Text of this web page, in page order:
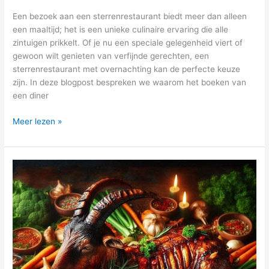
Een bezoek aan een sterrenrestaurant biedt meer dan alleen
een maaltijd; het is een unieke culinaire ervaring die alle
zintuigen prikkelt. Of je nu een speciale gelegenheid viert of
gewoon wilt genieten van verfijnde gerechten, een
sterrenrestaurant met overnachting kan de perfecte keuze
zijn. In deze blogpost bespreken we waarom het boeken van
een diner
Meer lezen »
de
beste
BBQ
pakketten
en
tips
voor